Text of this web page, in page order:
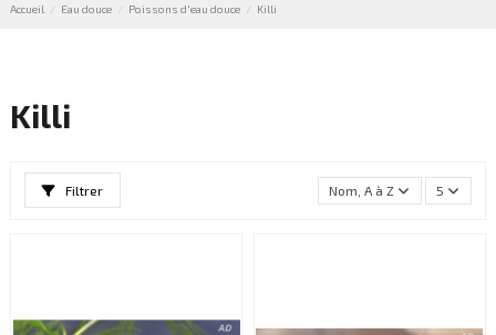
Accueil Eau douce Poissons d'eau douce Killi
Killi
Filtrer Nom, A à Z 5